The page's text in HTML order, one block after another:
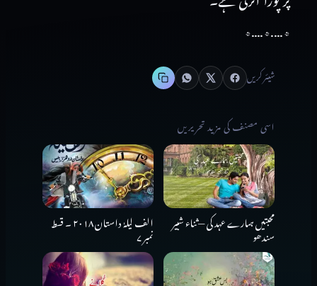
٭….٭….٭
شیئر کریں
اسی مصنف کی مزید تحریریں
محبتیں ہمارے عہد کی — ثناء شبیر
سندھو
الف لیلہٰ داستان ۲۰۱۸ ۔ قسط
نمبر ۷